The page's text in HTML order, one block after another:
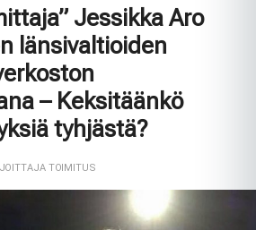
70 vuoteen
Puutarhasta pöytään: Ruotsin elokuun
Puola ja Yhdysvallat neuvottelevat
Jessikka Aro
länsivaltioiden
– Keksitäänkö
tyhjästä?
TOIMITUS